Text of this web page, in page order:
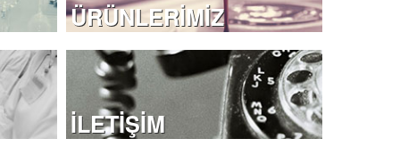
ÜRÜNLERİMİZ
İLETİŞİM